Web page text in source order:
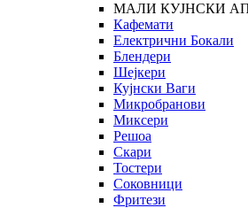
МАЛИ КУЈНСКИ
Кафемати
Електрични Бокали
Блендери
Шејкери
Кујнски Ваги
Микробранови
Миксери
Решоа
Скари
Тостери
Соковници
Фритези